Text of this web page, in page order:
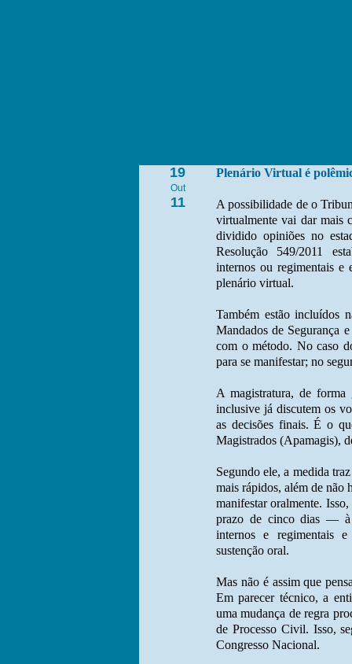
19
Out
11
Plenário Virtual é
A possibilidade de o
virtualmente vai dar mais
dividido opiniões no
Resolução 549/2011
internos ou regimentais e
plenário virtual.
Também estão incluídos
Mandados de Segurança
com o método. No caso
para se manifestar; no
A magistratura, de
inclusive já discutem os
as decisões finais. É o
Magistrados (Apamagis),
Segundo ele, a medida
mais rápidos, além de não
manifestar oralmente.
prazo de cinco dias — à
internos e regimentais
sustenção oral.
Mas não é assim que
Em parecer técnico, a
uma mudança de regra
de Processo Civil. Isso,
Congresso Nacional.